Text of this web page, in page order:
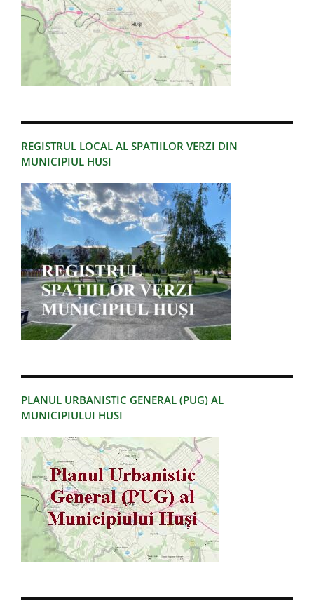
REGISTRUL LOCAL AL SPATIILOR VERZI DIN
MUNICIPIUL HUSI
PLANUL URBANISTIC GENERAL (PUG) AL
MUNICIPIULUI HUSI